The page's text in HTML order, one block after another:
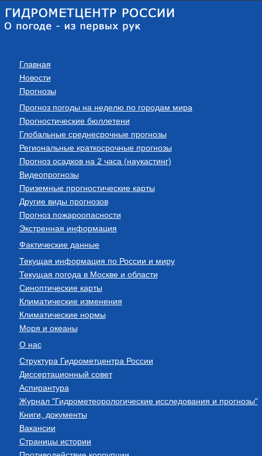
Главная
Новости
Прогнозы
Прогноз погоды на неделю по городам мира
Прогностические бюллетени
Глобальные среднесрочные прогнозы
Региональные краткосрочные прогнозы
Прогноз осадков на 2 часа (наукастинг)
Видеопрогнозы
Приземные прогностические карты
Другие виды прогнозов
Прогноз пожароопасности
Экстренная информация
Фактические данные
Текущая информация по России и миру
Текущая погода в Москве и области
Синоптические карты
Климатические изменения
Климатические нормы
Моря и океаны
О нас
Структура Гидрометцентра России
Диссертационный совет
Аспирантура
Журнал "Гидрометеорологические исследования и прогнозы"
Книги, документы
Вакансии
Страницы истории